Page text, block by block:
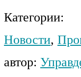
Категории:
Новости,
автор: